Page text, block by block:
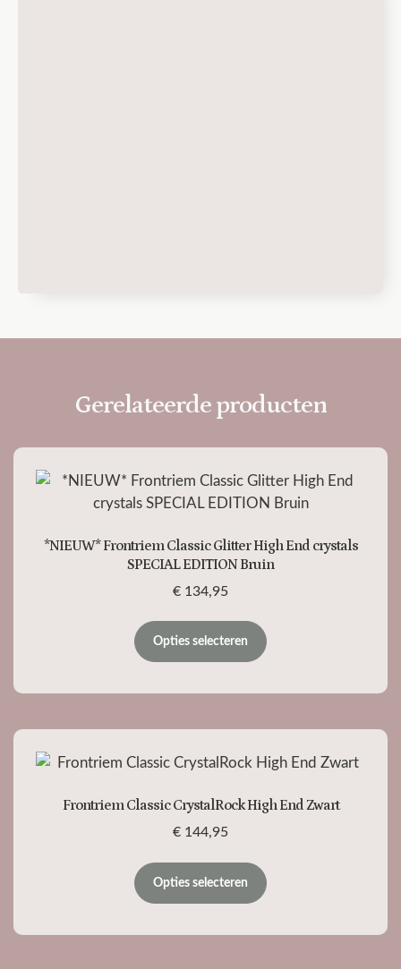
Gerelateerde producten
*NIEUW* Frontriem Classic Glitter High End crystals
SPECIAL EDITION Bruin
€ 134,95
Opties selecteren
Frontriem Classic CrystalRock High End Zwart
€ 144,95
Opties selecteren